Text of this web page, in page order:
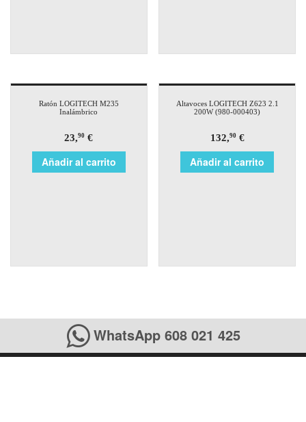
Ratón LOGITECH M235
Inalámbrico
23,90 €
Añadir al carrito
Altavoces LOGITECH Z623 2.1
200W (980-000403)
132,90€
Añadir al carrito
WhatsApp 608 021 425